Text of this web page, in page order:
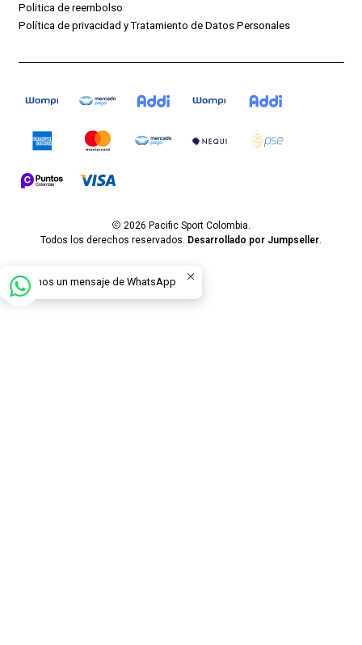
Politica de reembolso
Política de privacidad y Tratamiento de Datos Personales
2026 Pacific Sport Colombia.
Todos los derechos reservados. Desarrollado por Jumpseller.
Envíanos un mensaje de WhatsApp